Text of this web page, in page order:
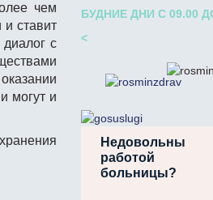
чем
ставит
с
могут и
БУДНИЕ ДНИ С 09.00
<
Недовольны
работой
больницы?